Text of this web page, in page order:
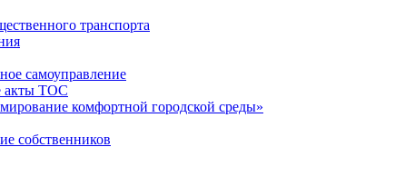
транспорта
самоуправление
акты ТОС
комфортной городской среды»
собственников